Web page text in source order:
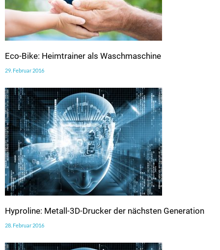
Eco-Bike: Heimtrainer als Waschmaschine
29. Februar 2016
Hyproline: Metall-3D-Drucker der nächsten Generation
28. Februar 2016